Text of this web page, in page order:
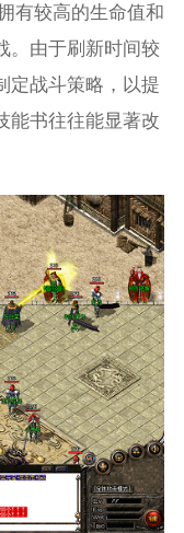
有较高的生命值和
。由于刷新时间较
定战斗策略，以提
能书往往能显著改